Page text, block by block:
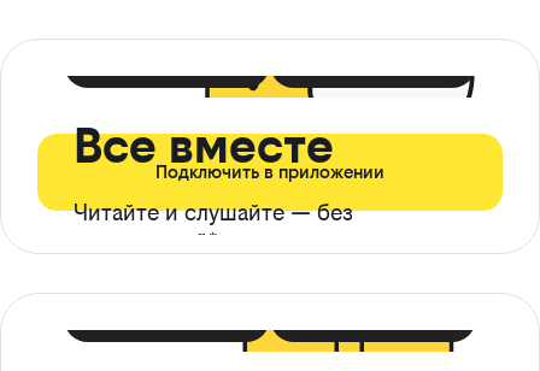
Все вместе
Читайте и слушайте — без
ограничений*
Подключить в приложении